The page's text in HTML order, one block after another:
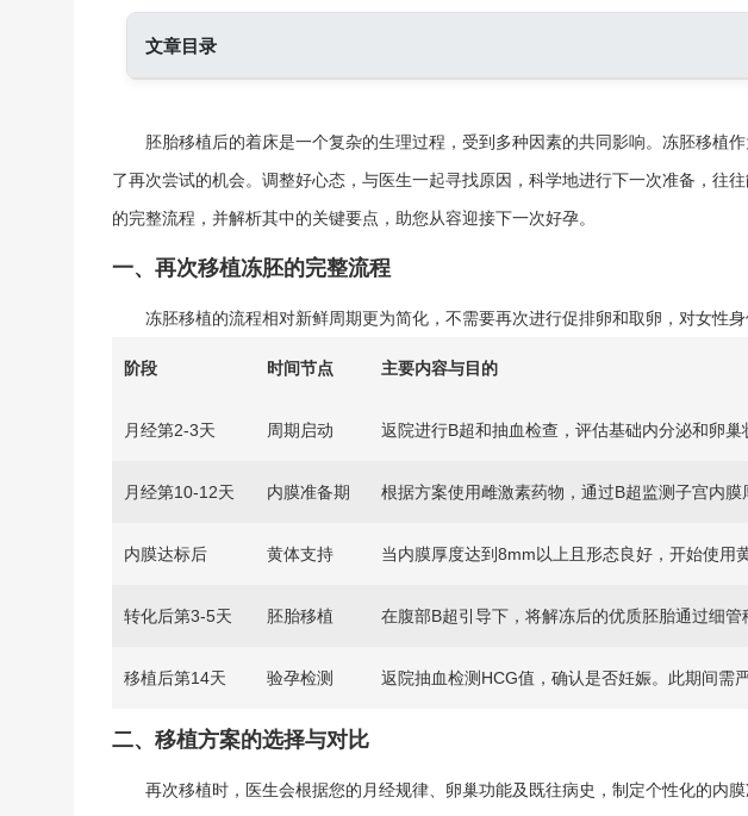
文章目录
二、移植方案的选择与对比
自然周期方案
子宫内膜容受性的优化
胚胎质量的再次筛选
四、移植后的黄金48小时与后续护理
胚胎移植后的着床是一个复杂的生理过程，受到多种因素的共同影响。冻胚移植
了再次尝试的机会。调整好心态，与医生一起寻找原因，科学地进行下一次准备，往
的完整流程，并解析其中的关键要点，助您从容迎接下一次好孕。
一、再次移植冻胚的完整流程
冻胚移植的流程相对新鲜周期更为简化，不需要再次进行促排卵和取卵，对女性
阶段 时间节点 主要内容与目的
月经第2-3天 周期启动 返院进行B超和抽血检查，评估基础内分泌和卵巢
月经第10-12天 内膜准备期 根据方案使用雌激素药物，通过B超监测子宫内膜
内膜达标后 黄体支持 当内膜厚度达到8mm以上且形态良好，开始使用
转化后第3-5天 胚胎移植 在腹部B超引导下，将解冻后的优质胚胎通过细管
移植后第14天 验孕检测 返院抽血检测HCG值，确认是否妊娠。此期间需
二、移植方案的选择与对比
再次移植时，医生会根据您的月经规律、卵巢功能及既往病史，制定个性化的内膜